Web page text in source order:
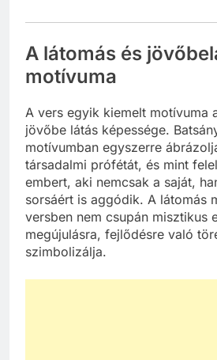
A látomás és
motívuma
A vers egyik kiemelt motívuma
jövőbe látás képessége.
motívumban egyszerre
társadalmi prófétát, és mint
embert, aki nemcsak a saját,
sorsáért is aggódik. A látomás
versben nem csupán misztikus
megújulásra, fejlődésre való